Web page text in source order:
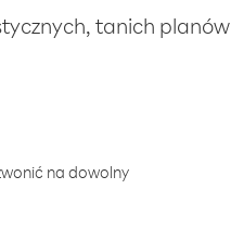
tanich planów
na dowolny